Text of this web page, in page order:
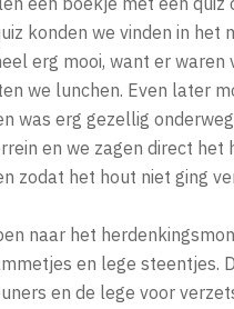
konden we vinden in
erg mooi, want er
we lunchen. Even later
was erg gezellig
en we zagen direct
zodat het hout niet ging
naar het
en lege steentjes.
en de lege voor